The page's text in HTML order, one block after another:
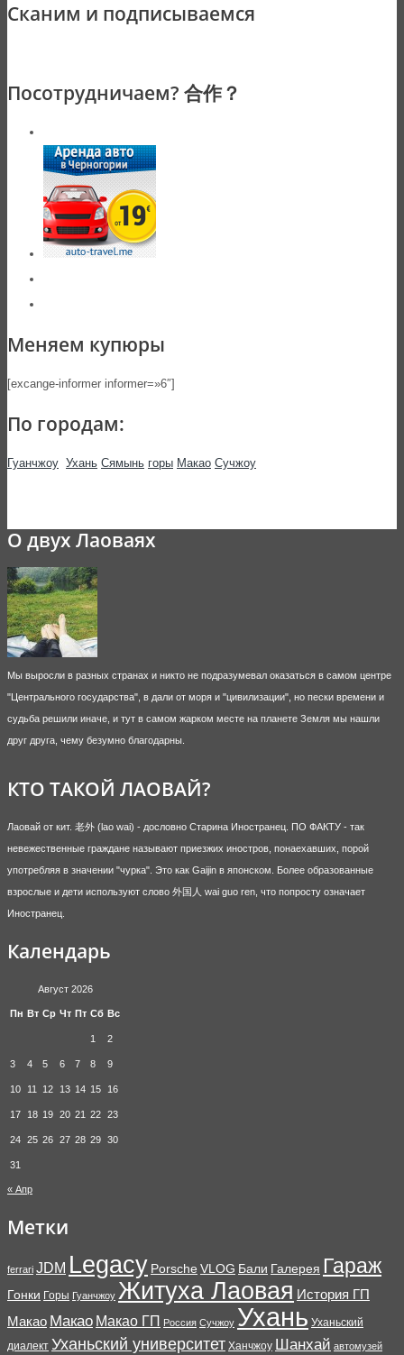
Сканим и подписываемся
Посотрудничаем? 合作？
Меняем купюры
[excange-informer informer=»6″]
По городам:
Гуанчжоу Ухань Сямынь горы Макао Сучжоу
О двух Лаоваях
Мы выросли в разных странах и никто не подразумевал оказаться в самом центре
"Центрального государства", в дали от моря и "цивилизации", но пески времени и
судьба решили иначе, и тут в самом жарком месте на планете Земля мы нашли
друг друга, чему безумно благодарны.
КТО ТАКОЙ ЛАОВАЙ?
Лаовай от кит. 老外 (lao wai) - дословно Старина Иностранец. ПО ФАКТУ - так
невежественные граждане называют приезжих иностров, понаехавших, порой
употребляя в значении "чурка". Это как Gaijin в японском. Более образованные
взрослые и дети используют слово 外国人 wai guo ren, что попросту означает
Иностранец.
Календарь
Август 2026
Пн Вт Ср Чт Пт Сб Вс
1 2
3 4 5 6 7 8 9
10 11 12 13 14 15 16
17 18 19 20 21 22 23
24 25 26 27 28 29 30
31
« Апр
Метки
ferrari JDM Legacy Porsche VLOG Бали Галерея Гараж
Гонки Горы Гуанчжоу Житуха Лаовая История ГП
Макао Макао Макао ГП Россия Сучжоу Ухань Уханьский
диалект Уханьский университет Ханчжоу Шанхай автомузей